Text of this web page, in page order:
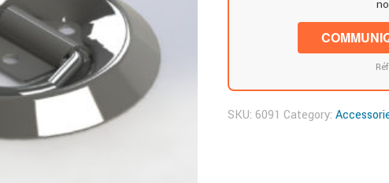
SKU:6091 Category: